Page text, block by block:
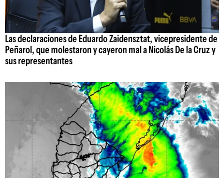
Las declaraciones de Eduardo Zaidensztat, vicepresidente de
Peñarol, que molestaron y cayeron mal a Nicolás De la Cruz y
sus representantes